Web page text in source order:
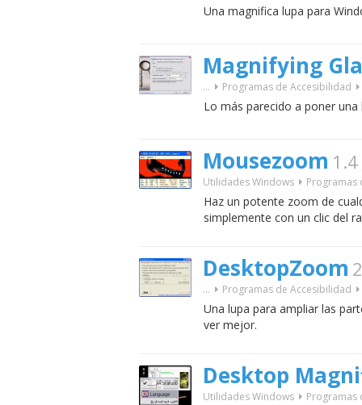
Una magnifica lupa para
Magnifying
... Programas de Accesibilidad
Lo más parecido a poner
Mousezoom 1.4
Utilidades Windows Programas
Haz un potente zoom de
simplemente con un clic del
DesktopZoom
... Programas de Accesibilidad
Una lupa para ampliar las
ver mejor.
Desktop
Utilidades Windows Programas